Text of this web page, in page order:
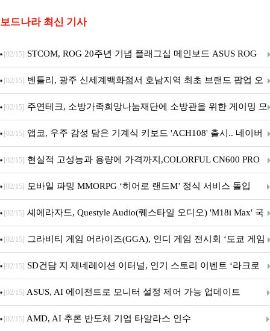
보드나라 최신 기사
[02/15] STCOM, ROG 20주년 기념 플래그십 메인보드 ASUS ROG
Crosshair X870E EDITION 20 국내 출시 예정
[02/15] 벤틀리, 광주 신세계백화점서 호남지역 최초 브랜드 팝업 오
픈
[02/15] 주연테크, 소방가족희망나눔재단에 소방관을 위한 게이밍 모
니터·스마트 펫 침대 기부
[02/15] 앱코, 우주 감성 담은 기계식 키보드 'ACH108' 출시.. 네이버
브랜드데이 기획전 진행
[02/15] 현실적 고성능과 용량에 가격까지,COLORFUL CN600 PRO
M.2 NVMe 디앤디컴 1TB
[02/15] 모바일 파밍 MMORPG ‘히어로 랜드M’ 정식 서비스 돌입
[02/15] 셰에라자드, Questyle Audio(퀘스타일 오디오) 'M18i Max' 국
내 정식 출시
[02/15] 그라비티 게임 어라이즈(GGA), 인디 게임 전시회 ‘도쿄 게임
던전 13’ 참가!
[02/15] SD건담 지 제네레이션 이터널, 인기 스토리 이벤트 ‘라크로
아의 용사’ 재개최 및 풍성한 기념 이벤트 실시!
[02/15] ASUS, AI 에이전트로 모니터 설정 제어 가능 업데이트
[02/15] AMD, AI 추론 반도체 기업 타알라스 인수